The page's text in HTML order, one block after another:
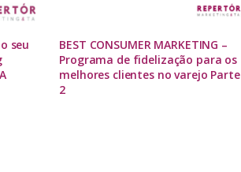
seu
BEST CONSUMER MARKETING –
Programa de fidelização para os
melhores clientes no varejo Parte
2